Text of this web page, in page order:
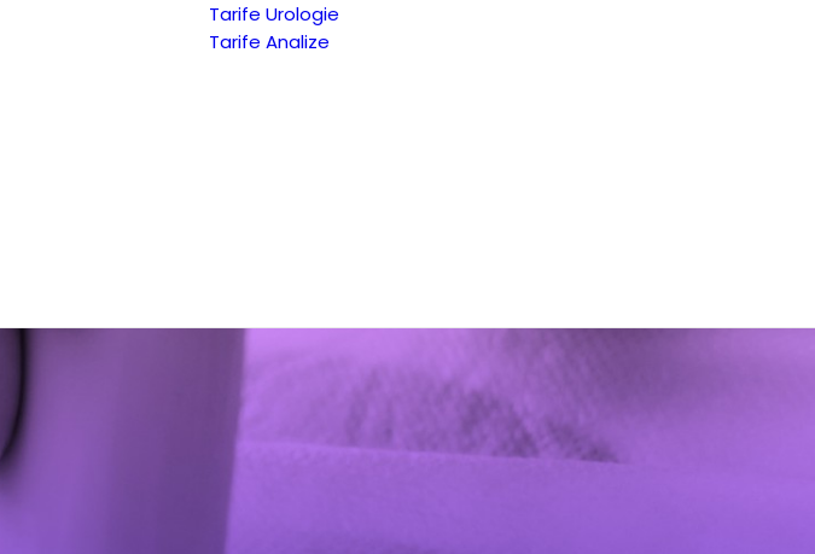
Tarife Urologie
Tarife Analize